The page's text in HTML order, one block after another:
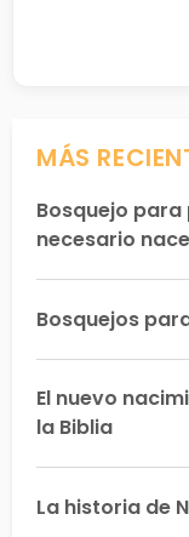
MÁS
Bosquejo
necesario
Bosquejos
El nuevo
la Biblia
La historia de